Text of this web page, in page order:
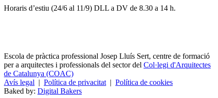
Horaris d’estiu (24/6 al 11/9) DLL a DV de 8.30 a 14 h.
Escola de pràctica professional Josep Lluís Sert, centre de formació
per a arquitectes i professionals del sector del Col·legi d'Arquitectes
de Catalunya (COAC)
Avís legal | Política de privacitat | Política de cookies
Baked by: Digital Bakers